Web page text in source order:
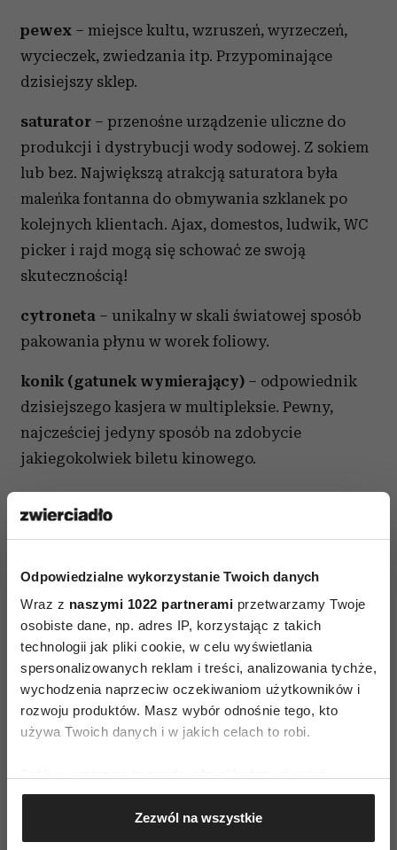
Odpowiedzialne wykorzystanie Twoich danych
Wraz z naszymi 1022 partnerami przetwarzamy Twoje
osobiste dane, np. adres IP, korzystając z takich
technologii jak pliki cookie, w celu wyświetlania
spersonalizowanych reklam i treści, analizowania tychże,
wychodzenia naprzeciw oczekiwaniom użytkowników i
rozwoju produktów. Masz wybór odnośnie tego, kto
używa Twoich danych i w jakich celach to robi.
Gromadzić dane dotyczące Twojej lokalizacji
geograficznej z dokładnością nawet do kilku metrów
Identyfikować Twoje urządzenie, aktywnie
Zezwól na wszystkie
pewex – miejsce kultu, wzruszeń, wyrzeczeń,
wycieczek, zwiedzania itp. Przypominające
dzisiejszy sklep.
saturator – przenośne urządzenie uliczne do
produkcji i dystrybucji wody sodowej. Z sokiem
lub bez. Największą atrakcją saturatora była
maleńka fontanna do obmywania szklanek po
kolejnych klientach. Ajax, domestos, ludwik, WC
picker i rajd mogą się schować ze swoją
skutecznością!
cytroneta – unikalny w skali światowej sposób
pakowania płynu w worek foliowy.
konik (gatunek wymierający) – odpowiednik
dzisiejszego kasjera w multipleksie. Pewny,
najcześciej jedyny sposób na zdobycie
jakiegokolwiek biletu kinowego.
w zależnosci od wieku i modelu czas włączenia
rozpoczęcie audycji. Jeśli zatem zbyt późno
włączyliśmy „Wieczorynkę”, odbiornik mógł nam
pokazać dopiero „Dziennik”, a nawet „Monitor
Rządowy”.
Zachęcam państwa do rozszerzania niniejszego
słowniczka. Dla równowagi trzeba zaznaczyć, że
dzisiejsi dziesięciolatkowie mają w zanadrzu
raczej nie ten, takie jak: komórka, zasięg, wysłać
sygnał, sprawdzić pocztę, zamówić w sieci
dopalacz, „złapałam wirusa i mi myszka nie